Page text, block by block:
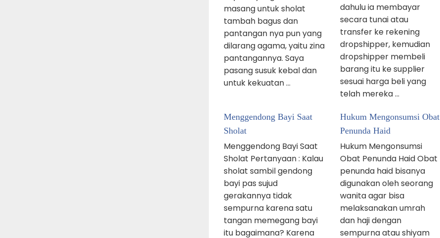
masang untuk sholat
tambah bagus dan
pantangan nya pun yang
dilarang agama, yaitu zina
pantangannya. Saya
pasang susuk kebal dan
untuk kekuatan …
dahulu ia membayar
secara tunai atau
transfer ke rekening
dropshipper, kemudian
dropshipper membeli
barang itu ke supplier
sesuai harga beli yang
telah mereka …
Menggendong Bayi Saat
Sholat
Menggendong Bayi Saat
Sholat Pertanyaan : Kalau
sholat sambil gendong
bayi pas sujud
gerakannya tidak
sempurna karena satu
tangan memegang bayi
itu bagaimana? Karena
Hukum Mengonsumsi Obat
Penunda Haid
Hukum Mengonsumsi
Obat Penunda Haid Obat
penunda haid bisanya
digunakan oleh seorang
wanita agar bisa
melaksanakan umrah
dan haji dengan
sempurna atau shiyam